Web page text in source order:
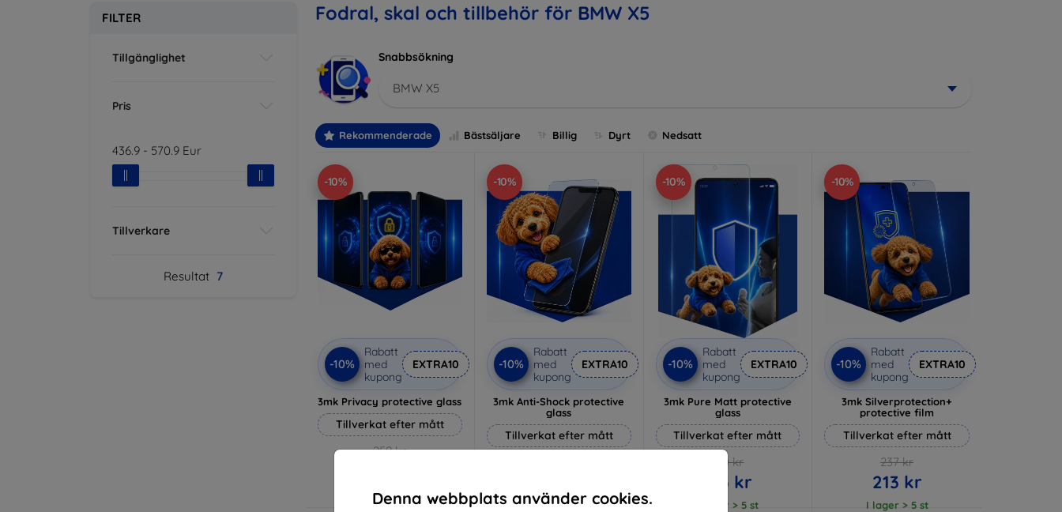
Denna webbplats använder cookies.
FILTER
Tillgänglighet
Pris
436.9 - 570.9 Eur
Tillverkare
Resultat 7
Fodral, skal och tillbehör för BMW X5
Snabbsökning
BMW X5
Rekommenderade Bästsäljare Billig Dyrt Nedsatt
-10%
-10%
Rabatt
med
kupong
EXTRA10
3mk Privacy protective glass
Tillverkat efter mått
259 kr
I lager 3 st
-10%
-10%
Rabatt
med
kupong
EXTRA10
3mk Anti-Shock protective
glass
Tillverkat efter mått
I lager > 5 st
-10%
-10%
Rabatt
med
kupong
EXTRA10
3mk Pure Matt protective
glass
Tillverkat efter mått
170 kr
153 kr
I lager > 5 st
-10%
-10%
Rabatt
med
kupong
EXTRA10
3mk Silverprotection+
protective film
Tillverkat efter mått
237 kr
213 kr
I lager > 5 st